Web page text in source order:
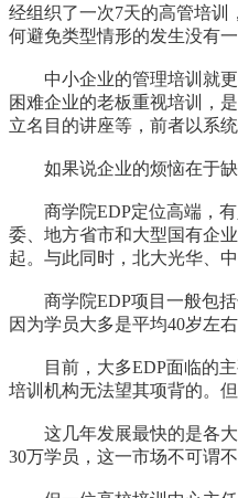
经组织了一次7天的高管培训
何避免类型情形的发生没有一
中小企业的管理培训就更
困难企业的老板重视培训，
立名目的讲座等，前者以系
如果说企业的烦恼在于缺
商学院EDP定位高端，有
委、地方省市和大型国有企
起。与此同时，北大光华、
商学院EDP项目一般包括
因为学员大多是平均40岁左
目前，大多EDP面临的主
培训机构无法望其项背的。
这几年发展最快的是各大
30万学员，这一市场不可谓不